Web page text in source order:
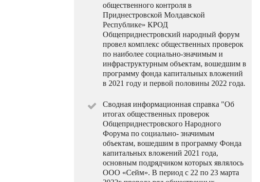
общественного контроля в
Приднестровской Молдавской
Республике» КРОД
Общеприднестровский народный форум
провел комплекс общественных проверок
по наиболее социально-значимым и
инфраструктурным объектам, вошедшим в
программу фонда капитальных вложений
в 2021 году и первой половины 2022 года.
Сводная информационная справка "Об
итогах общественных проверок
Общеприднестровского Народного
Форума по социально- значимым
объектам, вошедшим в программу Фонда
капитальных вложений 2021 года,
основным подрядчиком которых являлось
ООО «Сейм». В период с 22 по 23 марта